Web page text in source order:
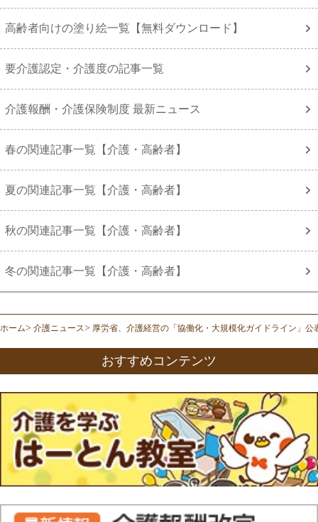
高齢者向けの塗り絵一覧【無料ダウンロード】
要介護認定・介護度の記事一覧
介護報酬・介護保険制度 最新ニュース
春の関連記事一覧【介護・高齢者】
夏の関連記事一覧【介護・高齢者】
秋の関連記事一覧【介護・高齢者】
冬の関連記事一覧【介護・高齢者】
ホーム 介護ニュース 厚労省、介護経営の「協働化・大規模化ガイドライン」
おすすめコンテンツ